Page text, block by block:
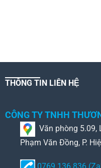
THÔNG TIN LIÊN HỆ
CÔNG TY TNHH
Văn phòng 5.09,
Phạm Văn Đồng, P.